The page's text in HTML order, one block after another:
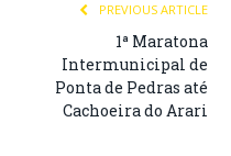
PREVIOUS ARTICLE
1ª Maratona
Intermunicipal de
Ponta de Pedras até
Cachoeira do Arari